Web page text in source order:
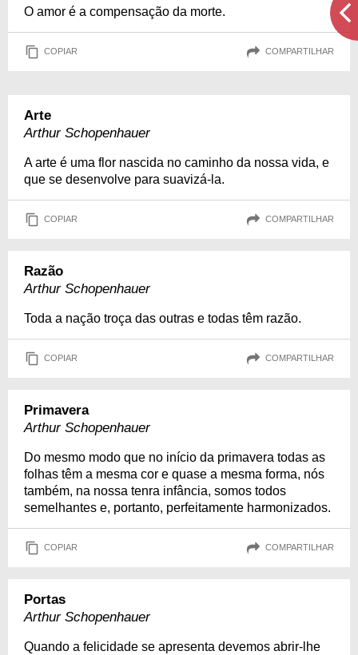
O amor é a compensação da morte.
COPIAR COMPARTILHAR
Arte
Arthur Schopenhauer
A arte é uma flor nascida no caminho da nossa vida, e
que se desenvolve para suavizá-la.
COPIAR COMPARTILHAR
Razão
Arthur Schopenhauer
Toda a nação troça das outras e todas têm razão.
COPIAR COMPARTILHAR
Primavera
Arthur Schopenhauer
Do mesmo modo que no início da primavera todas as
folhas têm a mesma cor e quase a mesma forma, nós
também, na nossa tenra infância, somos todos
semelhantes e, portanto, perfeitamente harmonizados.
COPIAR COMPARTILHAR
Portas
Arthur Schopenhauer
Quando a felicidade se apresenta devemos abrir-lhe